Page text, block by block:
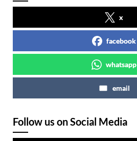
x
facebook
whatsapp
email
Follow us on Social Media